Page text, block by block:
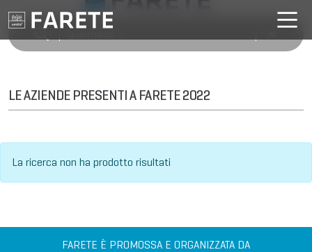
LE AZIENDE PRESENTI A FARETE 2022
La ricerca non ha prodotto risultati
FARETE È PROMOSSA E ORGANIZZATA DA